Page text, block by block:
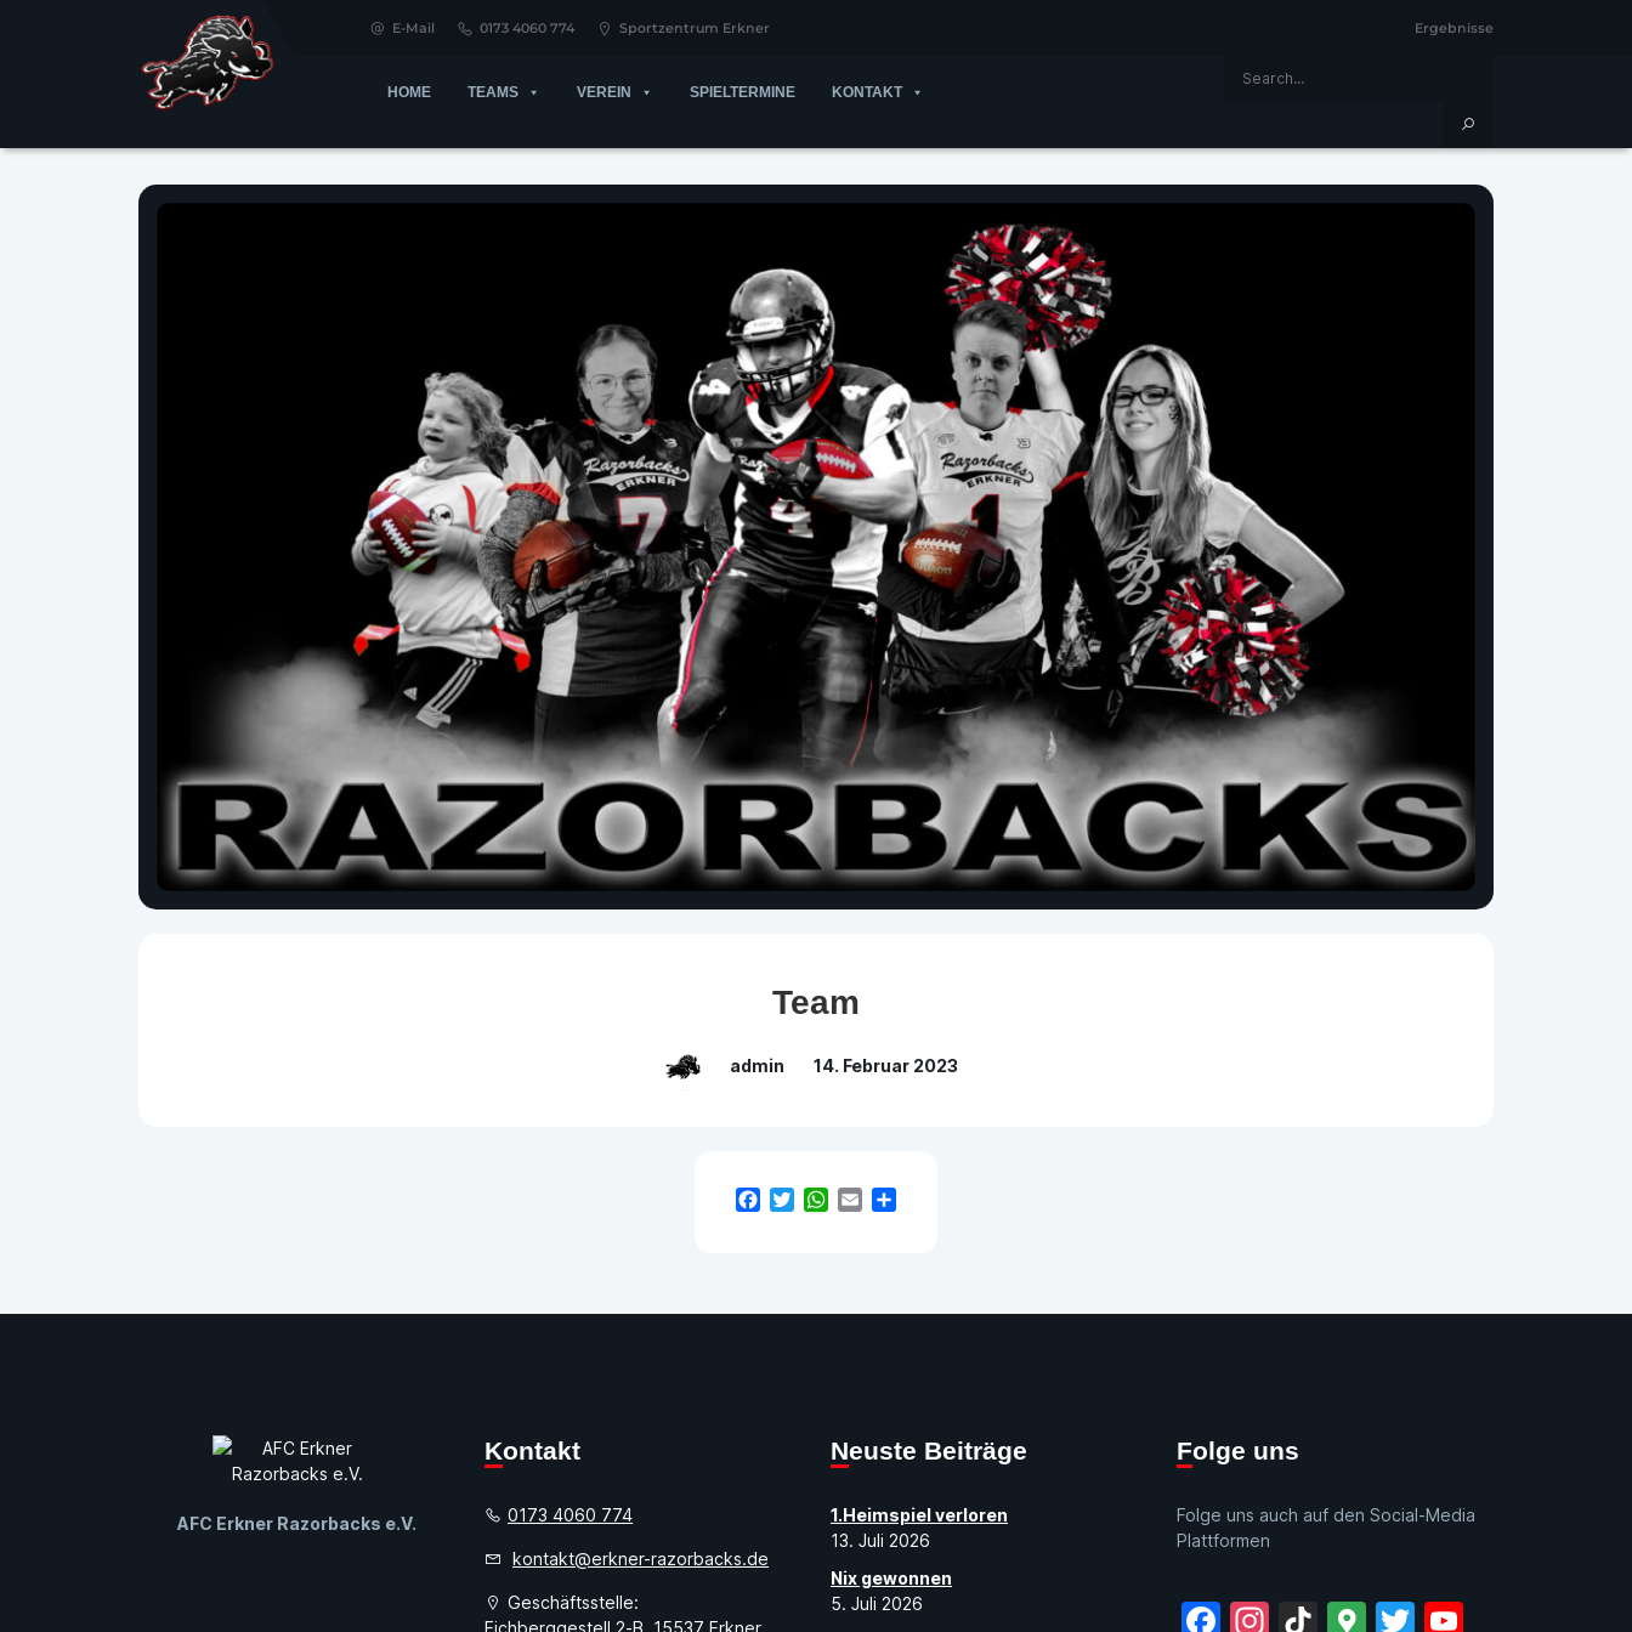
E-Mail 0173 4060 774 Sportzentrum Erkner Ergebnisse
HOME TEAMS VEREIN SPIELTERMINE KONTAKT
Team
admin 14. Februar 2023
Facebook
TwitterWhatsApp
Email
AFC Erkner Razorbacks e.V.
Kontakt
0173 4060 774
kontakt@erkner-razorbacks.de
Geschäftsstelle:
Eichberggestell 2-B, 15537 Erkner
Neuste Beiträge
1.Heimspiel verloren
13. Juli 2026
Nix gewonnen
5. Juli 2026
Folge uns
Folge uns auch auf den Social-Media
Plattformen
Facebook
Instagram
TikTok
GoogleTwitter